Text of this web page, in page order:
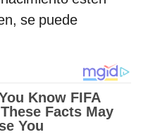
se puede